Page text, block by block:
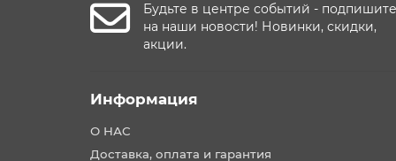
Будьте в центре событий -
на наши новости! Новинки, скидки,
акции.
Информация
О НАС
Доставка, оплата и гарантия